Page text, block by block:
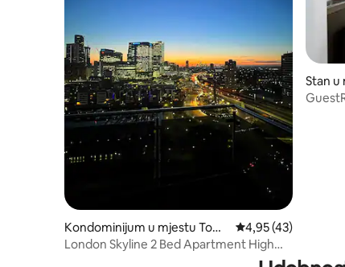
Kondominijum u mjestu Towe
r Hamlets
prosječna ocjena
4,95 (43)
London Skyline 2 Bed Apartment High
Stan u